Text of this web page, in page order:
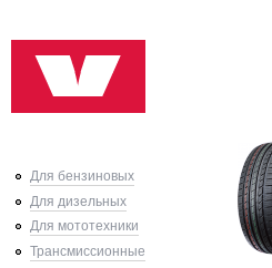
Для бензиновых
Для дизельных
Для мототехники
Трансмиссионные
Pages